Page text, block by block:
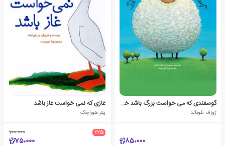
گوسفندی که می خواست بزرگ باشد خیلی بزرگ
ژوزف تئوبالد
85،000
غازی که نمی خواست غاز باشد
پتر هوراچک
٪25 100،000
75،000